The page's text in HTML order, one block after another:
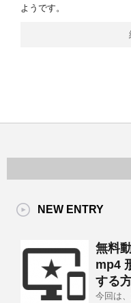
ようです。
NEW ENTRY
無料
mp4
する
今回は